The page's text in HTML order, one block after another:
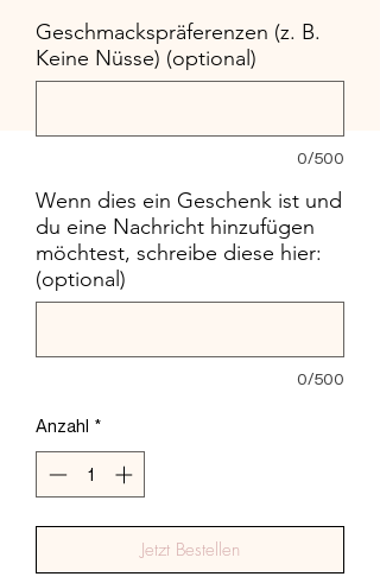
Geschmackspräferenzen (z. B.
Keine Nüsse) (optional)
0/500
Wenn dies ein Geschenk ist und
du eine Nachricht hinzufügen
möchtest, schreibe diese hier:
(optional)
0/500
Anzahl *
Jetzt Bestellen